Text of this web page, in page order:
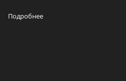
Подробнее